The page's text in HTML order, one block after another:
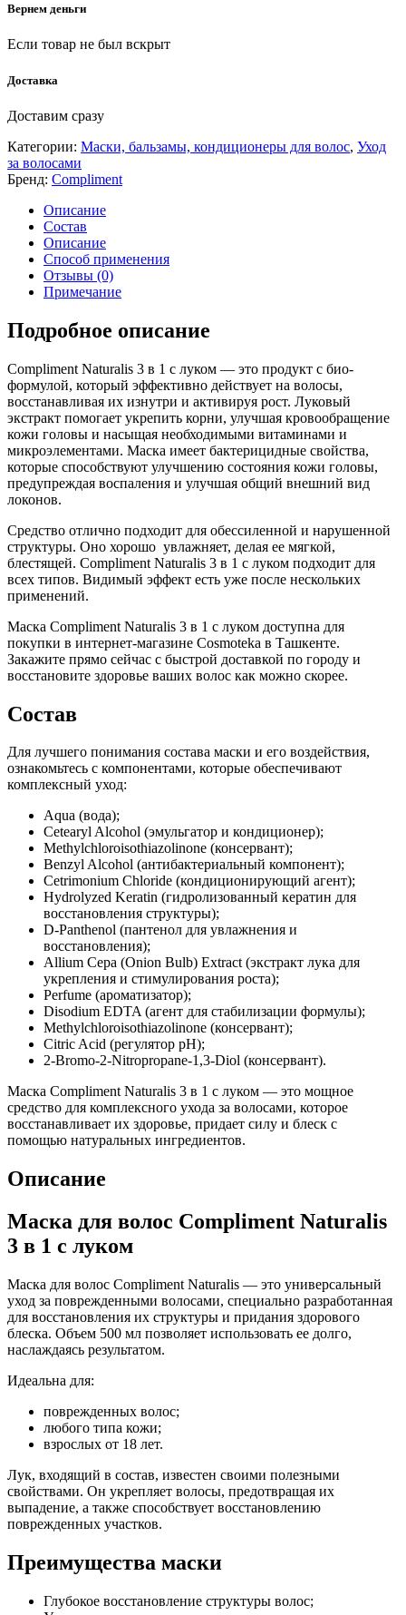
Вернем деньги
Если товар не был вскрыт
Доставка
Доставим сразу
Категории: Маски, бальзамы, кондиционеры для волос, Уход
за волосами
Бренд: Compliment
Описание
Состав
Описание
Способ применения
Отзывы (0)
Примечание
Подробное описание
Compliment Naturalis 3 в 1 с луком — это продукт с био-
формулой, который эффективно действует на волосы,
восстанавливая их изнутри и активируя рост. Луковый
экстракт помогает укрепить корни, улучшая кровообращение
кожи головы и насыщая необходимыми витаминами и
микроэлементами. Маска имеет бактерицидные свойства,
которые способствуют улучшению состояния кожи головы,
предупреждая воспаления и улучшая общий внешний вид
локонов.
Средство отлично подходит для обессиленной и нарушенной
структуры. Оно хорошо увлажняет, делая ее мягкой,
блестящей. Compliment Naturalis 3 в 1 с луком подходит для
всех типов. Видимый эффект есть уже после нескольких
применений.
Маска Compliment Naturalis 3 в 1 с луком доступна для
покупки в интернет-магазине Cosmoteka в Ташкенте.
Закажите прямо сейчас с быстрой доставкой по городу и
восстановите здоровье ваших волос как можно скорее.
Состав
Для лучшего понимания состава маски и его воздействия,
ознакомьтесь с компонентами, которые обеспечивают
комплексный уход:
Aqua (вода);
Cetearyl Alcohol (эмульгатор и кондиционер);
Methylchloroisothiazolinone (консервант);
Benzyl Alcohol (антибактериальный компонент);
Cetrimonium Chloride (кондиционирующий агент);
Hydrolyzed Keratin (гидролизованный кератин для
восстановления структуры);
D-Panthenol (пантенол для увлажнения и
восстановления);
Allium Cepa (Onion Bulb) Extract (экстракт лука для
укрепления и стимулирования роста);
Perfume (ароматизатор);
Disodium EDTA (агент для стабилизации формулы);
Methylchloroisothiazolinone (консервант);
Citric Acid (регулятор pH);
2-Bromo-2-Nitropropane-1,3-Diol (консервант).
Маска Compliment Naturalis 3 в 1 с луком — это мощное
средство для комплексного ухода за волосами, которое
восстанавливает их здоровье, придает силу и блеск с
помощью натуральных ингредиентов.
Описание
Маска для волос Compliment Naturalis
3 в 1 с луком
Маска для волос Compliment Naturalis — это универсальный
уход за поврежденными волосами, специально разработанная
для восстановления их структуры и придания здорового
блеска. Объем 500 мл позволяет использовать ее долго,
наслаждаясь результатом.
Идеальна для:
поврежденных волос;
любого типа кожи;
взрослых от 18 лет.
Лук, входящий в состав, известен своими полезными
свойствами. Он укрепляет волосы, предотвращая их
выпадение, а также способствует восстановлению
поврежденных участков.
Преимущества маски
Глубокое восстановление структуры волос;